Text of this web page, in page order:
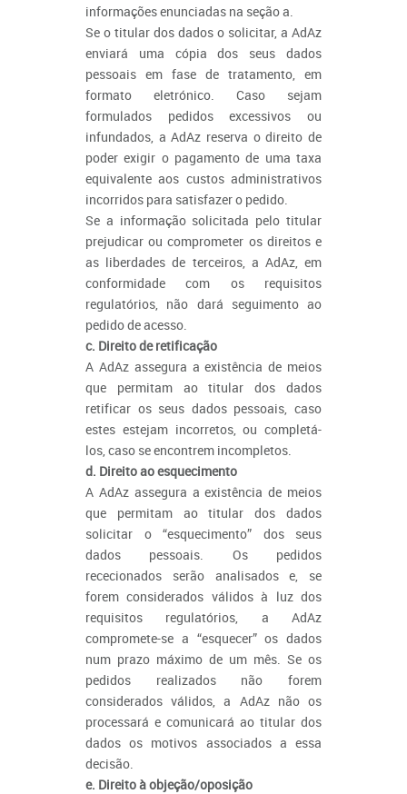
informações enunciadas na seção a.
Se o titular dos dados o solicitar, a AdAz
enviará uma cópia dos seus dados
pessoais em fase de tratamento, em
formato eletrónico. Caso sejam
formulados pedidos excessivos ou
infundados, a AdAz reserva o direito de
poder exigir o pagamento de uma taxa
equivalente aos custos administrativos
incorridos para satisfazer o pedido.
Se a informação solicitada pelo titular
prejudicar ou comprometer os direitos e
as liberdades de terceiros, a AdAz, em
conformidade com os requisitos
regulatórios, não dará seguimento ao
pedido de acesso.
c. Direito de retificação
A AdAz assegura a existência de meios
que permitam ao titular dos dados
retificar os seus dados pessoais, caso
estes estejam incorretos, ou completá-
los, caso se encontrem incompletos.
d. Direito ao esquecimento
A AdAz assegura a existência de meios
que permitam ao titular dos dados
solicitar o “esquecimento” dos seus
dados pessoais. Os pedidos
rececionados serão analisados e, se
forem considerados válidos à luz dos
requisitos regulatórios, a AdAz
compromete-se a “esquecer” os dados
num prazo máximo de um mês. Se os
pedidos realizados não forem
considerados válidos, a AdAz não os
processará e comunicará ao titular dos
dados os motivos associados a essa
decisão.
e. Direito à objeção/oposição